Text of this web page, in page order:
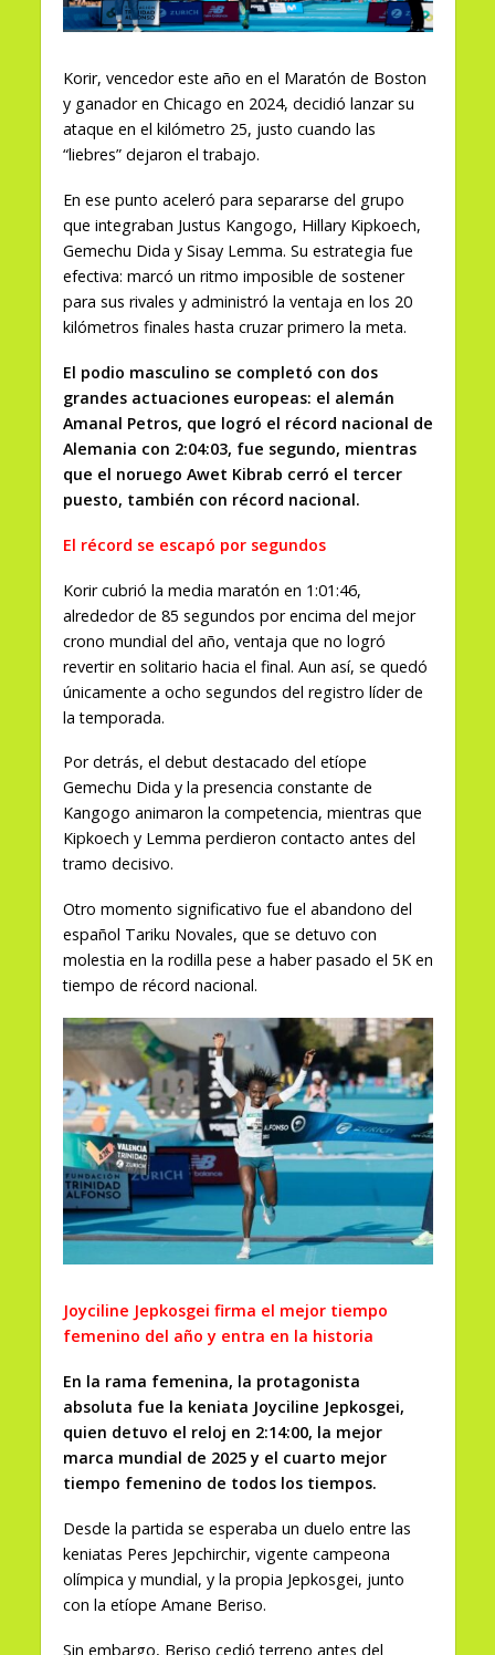
Korir, vencedor este año en el Maratón de Boston
y ganador en Chicago en 2024, decidió lanzar su
ataque en el kilómetro 25, justo cuando las
“liebres” dejaron el trabajo.
En ese punto aceleró para separarse del grupo
que integraban Justus Kangogo, Hillary Kipkoech,
Gemechu Dida y Sisay Lemma. Su estrategia fue
efectiva: marcó un ritmo imposible de sostener
para sus rivales y administró la ventaja en los 20
kilómetros finales hasta cruzar primero la meta.
El podio masculino se completó con dos
grandes actuaciones europeas: el alemán
Amanal Petros, que logró el récord nacional de
Alemania con 2:04:03, fue segundo, mientras
que el noruego Awet Kibrab cerró el tercer
puesto, también con récord nacional.
El récord se escapó por segundos
Korir cubrió la media maratón en 1:01:46,
alrededor de 85 segundos por encima del mejor
crono mundial del año, ventaja que no logró
revertir en solitario hacia el final. Aun así, se quedó
únicamente a ocho segundos del registro líder de
la temporada.
Por detrás, el debut destacado del etíope
Gemechu Dida y la presencia constante de
Kangogo animaron la competencia, mientras que
Kipkoech y Lemma perdieron contacto antes del
tramo decisivo.
Otro momento significativo fue el abandono del
español Tariku Novales, que se detuvo con
molestia en la rodilla pese a haber pasado el 5K en
tiempo de récord nacional.
Joyciline Jepkosgei firma el mejor tiempo
femenino del año y entra en la historia
En la rama femenina, la protagonista
absoluta fue la keniata Joyciline Jepkosgei,
quien detuvo el reloj en 2:14:00, la mejor
marca mundial de 2025 y el cuarto mejor
tiempo femenino de todos los tiempos.
Desde la partida se esperaba un duelo entre las
keniatas Peres Jepchirchir, vigente campeona
olímpica y mundial, y la propia Jepkosgei, junto
con la etíope Amane Beriso.
Sin embargo, Beriso cedió terreno antes del